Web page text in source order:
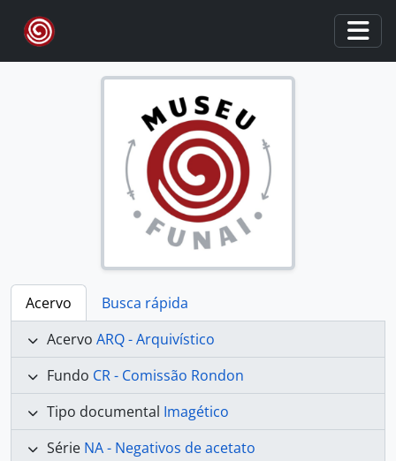
Skip to main content
Acervo
Busca rápida
Acervo ARQ - Arquivístico
Fundo CR - Comissão Rondon
Tipo documental Imagético
Série NA - Negativos de acetato